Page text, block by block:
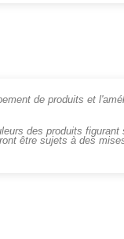
de produits et
des produits
être sujets à des